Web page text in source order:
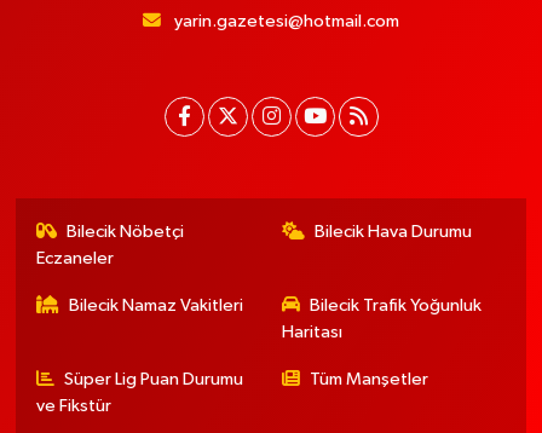
yarin.gazetesi@hotmail.com
Bilecik Nöbetçi
Eczaneler
Bilecik Hava Durumu
Bilecik Namaz Vakitleri
Bilecik Trafik Yoğunluk
Haritası
Süper Lig Puan Durumu
ve Fikstür
Tüm Manşetler